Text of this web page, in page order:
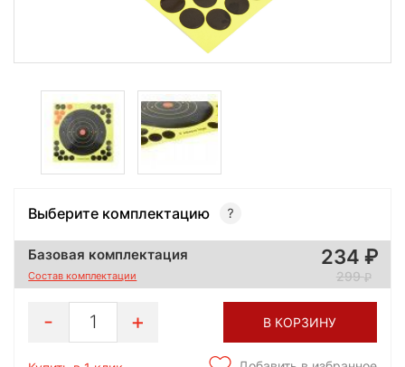
Выберите комплектацию
Базовая комплектация
Состав комплектации
234
299
1 В КОРЗИНУ